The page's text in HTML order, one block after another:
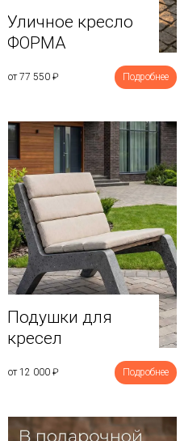
Уличное кресло
ФОРМА
от 77 550 ₽ Подробнее
Подушки для
кресел
от 12 000 ₽ Подробнее